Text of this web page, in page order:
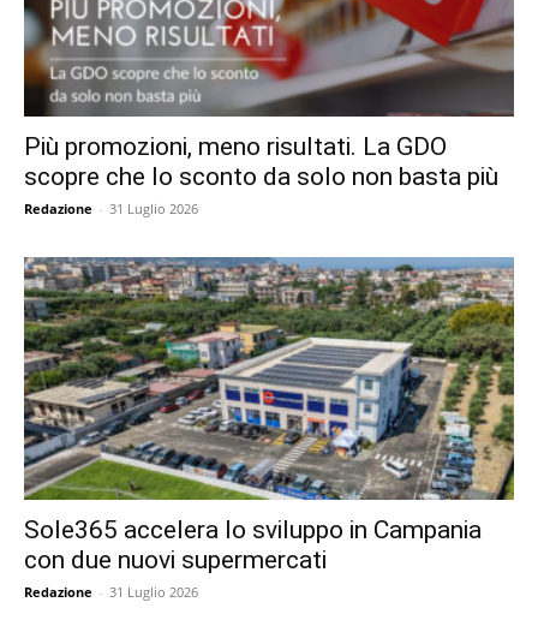
Più promozioni, meno risultati. La GDO
scopre che lo sconto da solo non basta più
Redazione - 31 Luglio 2026
Sole365 accelera lo sviluppo in Campania
con due nuovi supermercati
Redazione - 31 Luglio 2026